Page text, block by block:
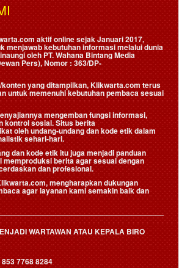
aktif online sejak Januari 2017,
menjawab kebutuhan informasi melalui dunia
oleh PT. Wahana Bintang Media
Pers), Nomor : 363/DP-
yang ditampilkan, Klikwarta.com terus
untuk memenuhi kebutuhan pembaca sesuai
mengemban fungsi informasi,
kontrol sosial. Situs berita
oleh undang-undang dan kode etik dalam
sehari-hari.
dan kode etik itu juga menjadi panduan
memproduksi berita agar sesuai dengan
dan profesional.
mengharapkan dukungan
agar layanan kami semakin baik dan
WARTAWAN ATAU KEPALA BIRO
853 7768 8284